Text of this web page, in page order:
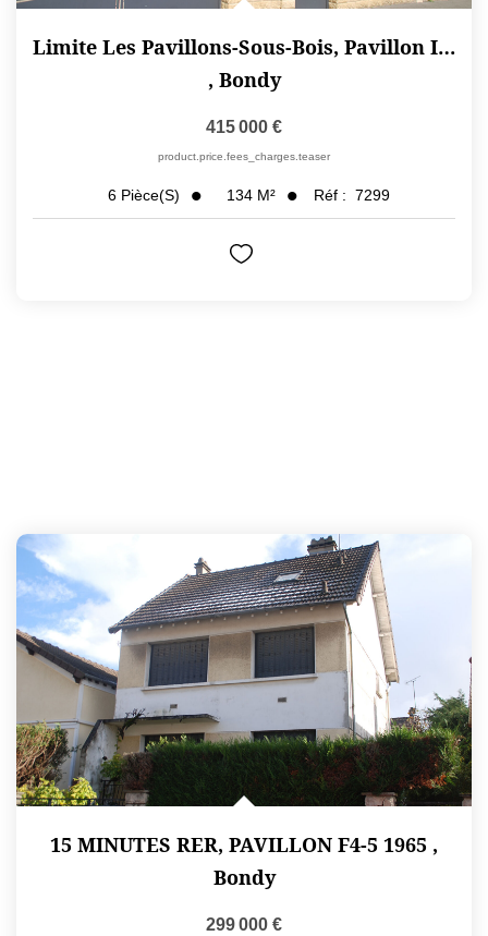
Limite Les Pavillons-Sous-Bois, Pavillon Indépendant 970 I
, Bondy
415 000 €
product.price.fees_charges.teaser
6 Pièce(s) 134 M² Réf : 7299
15 MINUTES RER, PAVILLON F4-5 1965 ,
Bondy
299 000 €